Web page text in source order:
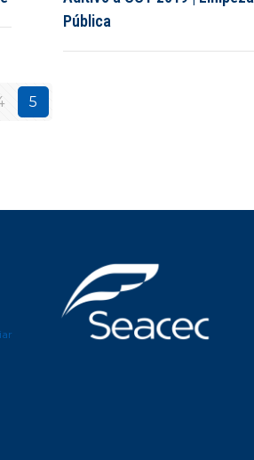
Pública
5